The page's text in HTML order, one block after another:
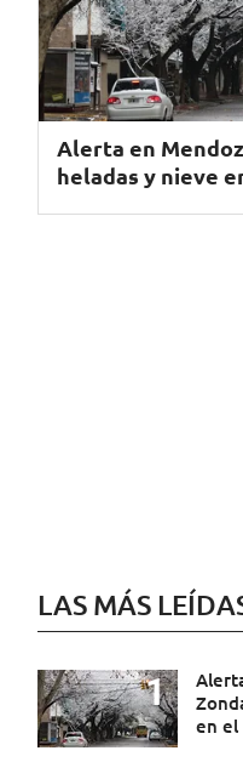
Alerta en
heladas y nieve
LAS MÁS
en el